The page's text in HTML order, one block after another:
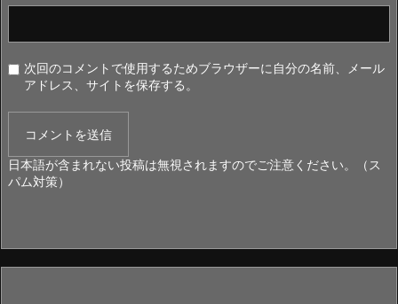
次回のコメントで使用するためブラウザーに自分の名前、メール
アドレス、サイトを保存する。
日本語が含まれない投稿は無視されますのでご注意ください。（ス
パム対策）